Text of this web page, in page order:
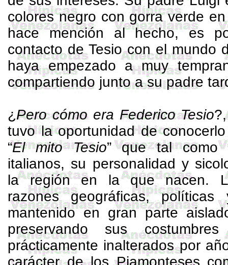
colores negro con gorra verde
hace mención al hecho, es
contacto de Tesio con el mundo
haya empezado a muy
compartiendo junto a su padre
¿Pero cómo era Federico Tesio
tuvo la oportunidad de
“El mito Tesio” que tal como
italianos, su personalidad y
la región en la que nacen.
razones geográficas,
mantenido en gran parte
preservando sus
prácticamente inalterados por
carácter de los Piamonteses